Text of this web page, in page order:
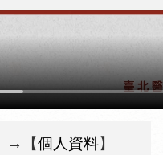
→ 【個人資料】